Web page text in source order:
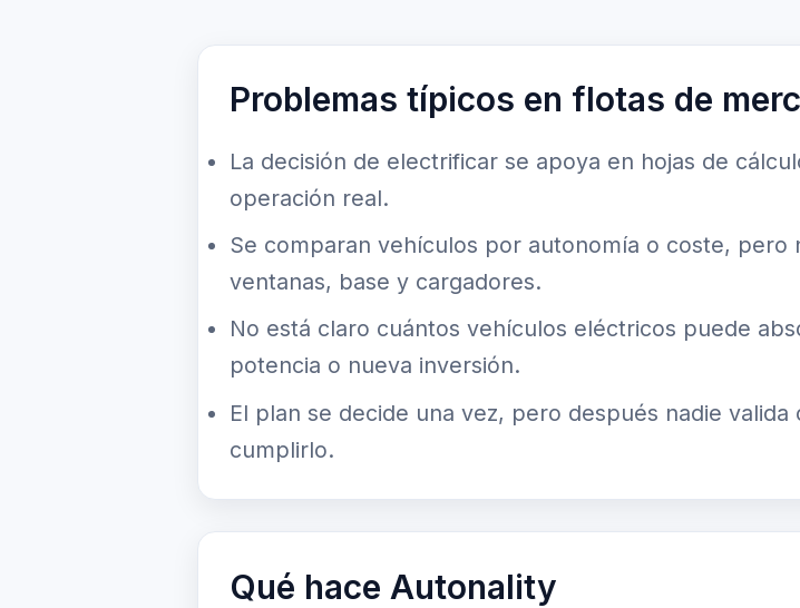
Problemas típicos en flotas de
La decisión de electrificar se apoya en hojas de
operación real.
Se comparan vehículos por autonomía o coste, pero
ventanas, base y cargadores.
No está claro cuántos vehículos eléctricos puede
potencia o nueva inversión.
El plan se decide una vez, pero después nadie
cumplirlo.
Qué hace Autonality